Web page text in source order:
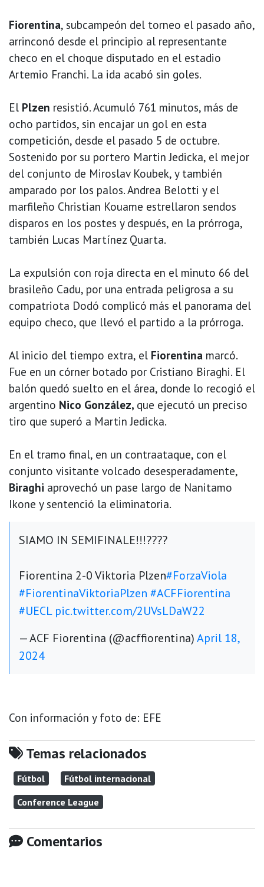
Fiorentina, subcampeón del torneo el pasado año,
arrinconó desde el principio al representante
checo en el choque disputado en el estadio
Artemio Franchi. La ida acabó sin goles.
El Plzen resistió. Acumuló 761 minutos, más de
ocho partidos, sin encajar un gol en esta
competición, desde el pasado 5 de octubre.
Sostenido por su portero Martin Jedicka, el mejor
del conjunto de Miroslav Koubek, y también
amparado por los palos. Andrea Belotti y el
marfileño Christian Kouame estrellaron sendos
disparos en los postes y después, en la prórroga,
también Lucas Martínez Quarta.
La expulsión con roja directa en el minuto 66 del
brasileño Cadu, por una entrada peligrosa a su
compatriota Dodó complicó más el panorama del
equipo checo, que llevó el partido a la prórroga.
Al inicio del tiempo extra, el Fiorentina marcó.
Fue en un córner botado por Cristiano Biraghi. El
balón quedó suelto en el área, donde lo recogió el
argentino Nico González, que ejecutó un preciso
tiro que superó a Martin Jedicka.
En el tramo final, en un contraataque, con el
conjunto visitante volcado desesperadamente,
Biraghi aprovechó un pase largo de Nanitamo
Ikone y sentenció la eliminatoria.
SIAMO IN SEMIFINALE!!!????
Fiorentina 2-0 Viktoria Plzen#ForzaViola
#FiorentinaViktoriaPlzen #ACFFiorentina
#UECL pic.twitter.com/2UVsLDaW22
— ACF Fiorentina (@acffiorentina)April 18,
2024
Con información y foto de: EFE
Temas relacionados
Fútbol
Fútbol internacional
Conference League
Comentarios